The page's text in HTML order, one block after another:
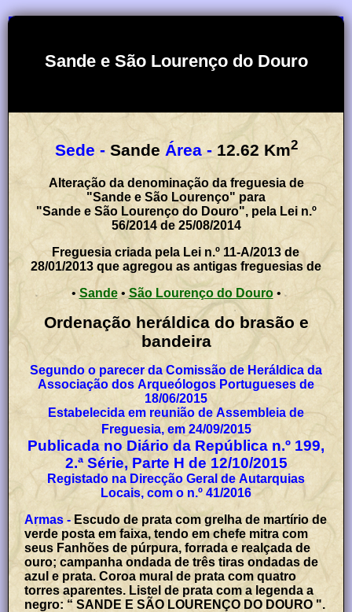
Sande e São Lourenço do Douro
Sede - Sande Área - 12.62 Km2
Alteração da denominação da freguesia de
"Sande e São Lourenço" para
"Sande e São Lourenço do Douro", pela Lei n.º
56/2014 de 25/08/2014
Freguesia criada pela Lei n.º 11-A/2013 de
28/01/2013 que agregou as antigas freguesias de
•Sande• São Lourenço do Douro•
Ordenação heráldica do brasão e
bandeira
Segundo o parecer da Comissão de Heráldica da
Associação dos Arqueólogos Portugueses de
18/06/2015
Estabelecida em reunião de Assembleia de
Freguesia, em 24/09/2015
Publicada no Diário da República n.º 199,
2.ª Série, Parte H de 12/10/2015
Registado na Direcção Geral de Autarquias
Locais, com o n.º 41/2016
Armas - Escudo de prata com grelha de martírio de
verde posta em faixa, tendo em chefe mitra com
seus Fanhões de púrpura, forrada e realçada de
ouro; campanha ondada de três tiras ondadas de
azul e prata. Coroa mural de prata com quatro
torres aparentes. Listel de prata com a legenda a
negro: “ SANDE E SÃO LOURENÇO DO DOURO ".